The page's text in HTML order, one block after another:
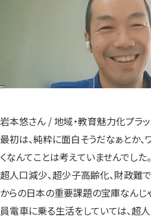
岩本悠さん / 地域・教育魅力化プラ
最初は、純粋に面白そうだなぁとか、
くなんてことは考えていませんでした
超人口減少、超少子高齢化、財政難
からの日本の重要課題の宝庫なんじ
員電車に乗る生活をしていては、超